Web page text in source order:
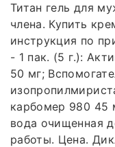
Титан гель для
члена. Купить
инструкция по
- 1 пак. (5 г.):
50 мг;
карбомер 980 45
вода очищенная
работы. Цена.